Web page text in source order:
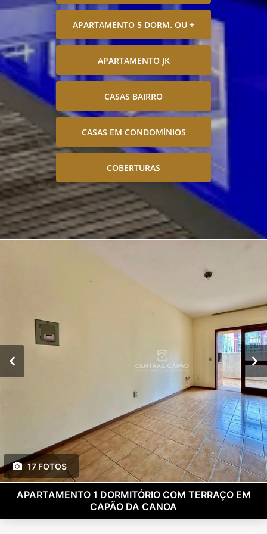
APARTAMENTO 5 DORM. OU +
APARTAMENTO JK
CASAS BAIRRO
CASAS EM CONDOMÍNIOS
COBERTURAS
17 FOTOS
APARTAMENTO 1 DORMITÓRIO COM TERRAÇO EM
CAPÃO DA CANOA